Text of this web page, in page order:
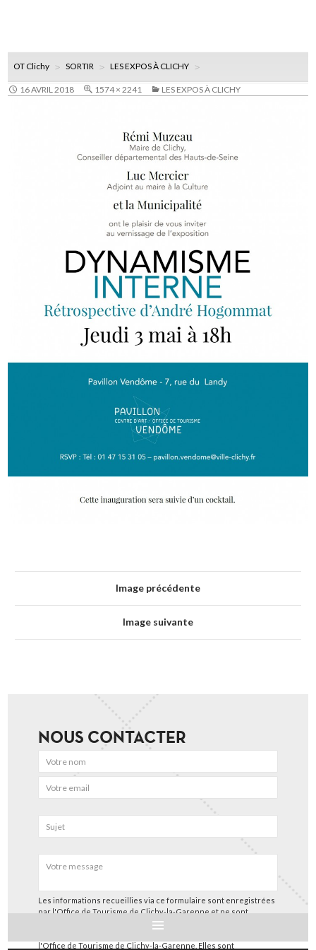
OT Clichy SORTIR LES EXPOS À CLICHY
16 AVRIL 2018 1574 × 2241 LES EXPOS À CLICHY
Image précédente
Image suivante
NOUS CONTACTER
Les informations recueillies via ce formulaire sont enregistrées
par l'Office de Tourisme de Clichy-la-Garenne et ne sont
utilisées que pour nous permettre de répondre à votre
l'Office de Tourisme de Clichy-la-Garenne. Elles sont